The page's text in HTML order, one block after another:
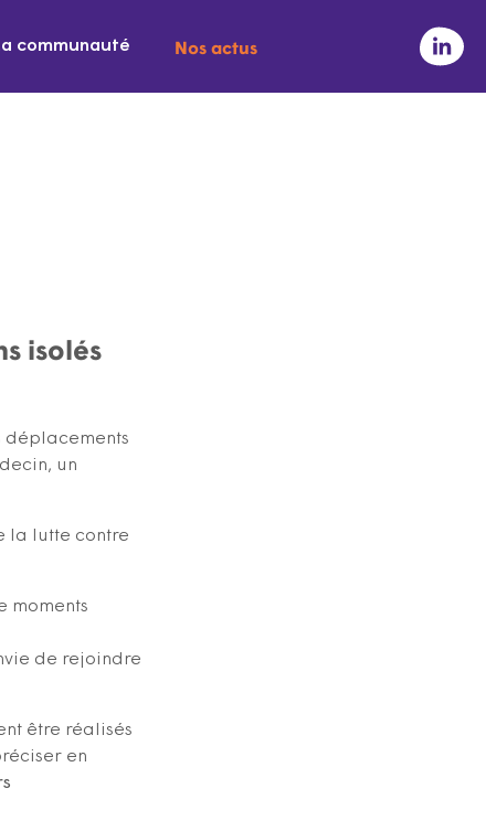
communauté Nos actus
isolés
déplacements
un
la lutte contre
moments
de rejoindre
être réalisés
en